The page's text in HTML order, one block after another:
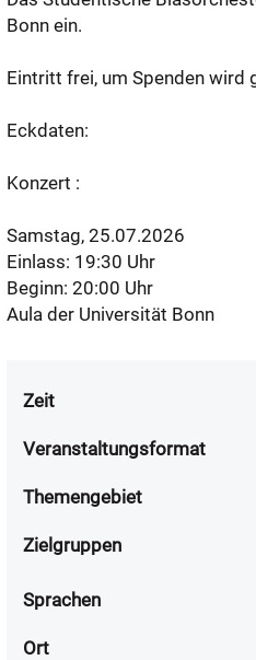
Bonn ein.
Eintritt frei, um Spenden wird
Eckdaten:
Konzert :
Samstag, 25.07.2026
Einlass: 19:30 Uhr
Beginn: 20:00 Uhr
Aula der Universität Bonn
Zeit
Veranstaltungsformat
Themengebiet
Zielgruppen
Sprachen
Ort